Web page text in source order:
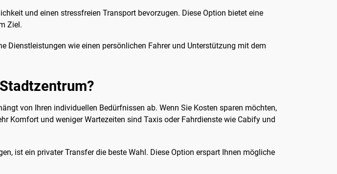
und einen stressfreien Transport bevorzugen. Diese Option bietet eine
Ziel.
Dienstleistungen wie einen persönlichen Fahrer und Unterstützung mit dem
von Ihren individuellen Bedürfnissen ab. Wenn Sie Kosten sparen möchten,
Komfort und weniger Wartezeiten sind Taxis oder Fahrdienste wie Cabify und
ist ein privater Transfer die beste Wahl. Diese Option erspart Ihnen mögliche